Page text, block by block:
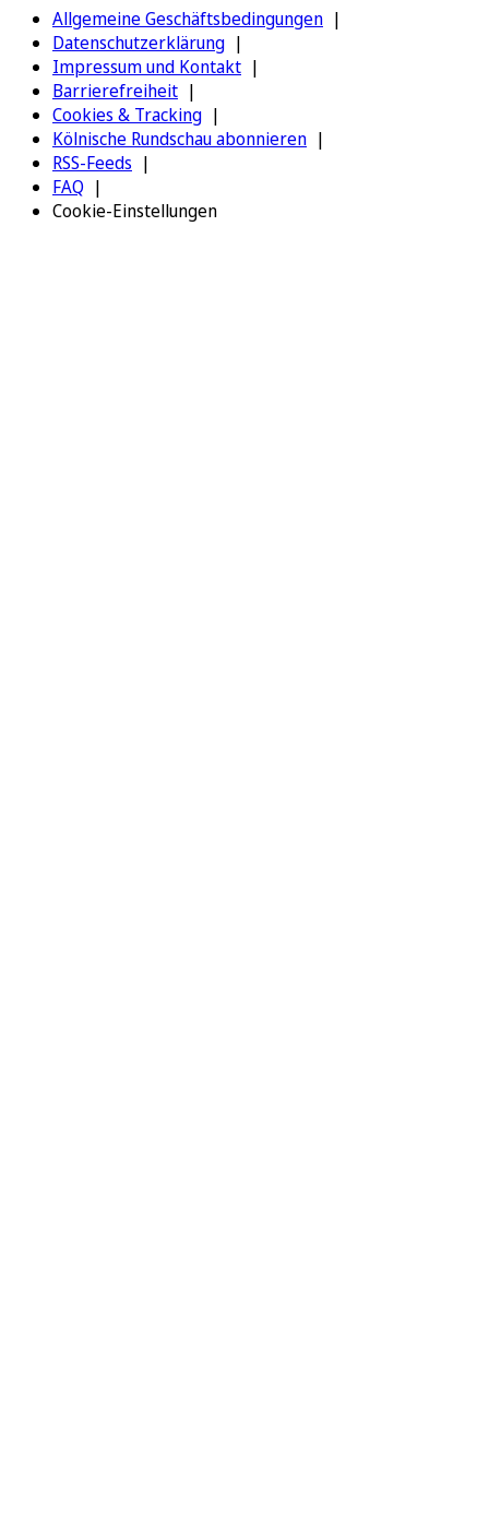
Allgemeine Geschäftsbedingungen
Datenschutzerklärung
Impressum und Kontakt
Barrierefreiheit
Cookies & Tracking
Kölnische Rundschau abonnieren
RSS-Feeds
FAQ
Cookie-Einstellungen